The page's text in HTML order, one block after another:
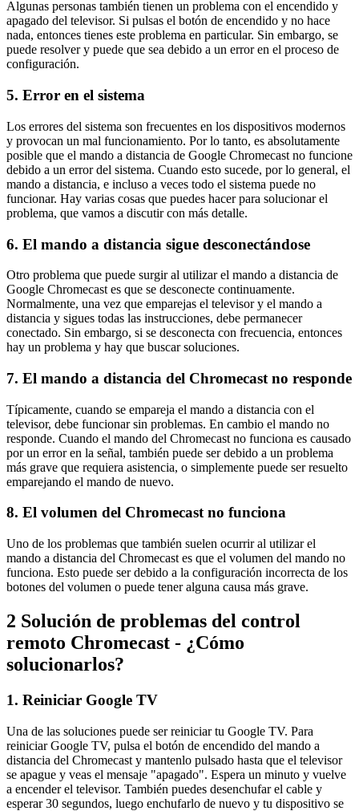
Algunas personas también tienen un problema con el encendido y
apagado del televisor. Si pulsas el botón de encendido y no hace
nada, entonces tienes este problema en particular. Sin embargo, se
puede resolver y puede que sea debido a un error en el proceso de
configuración.
5. Error en el sistema
Los errores del sistema son frecuentes en los dispositivos modernos
y provocan un mal funcionamiento. Por lo tanto, es absolutamente
posible que el mando a distancia de Google Chromecast no funcione
debido a un error del sistema. Cuando esto sucede, por lo general, el
mando a distancia, e incluso a veces todo el sistema puede no
funcionar. Hay varias cosas que puedes hacer para solucionar el
problema, que vamos a discutir con más detalle.
6. El mando a distancia sigue desconectándose
Otro problema que puede surgir al utilizar el mando a distancia de
Google Chromecast es que se desconecte continuamente.
Normalmente, una vez que emparejas el televisor y el mando a
distancia y sigues todas las instrucciones, debe permanecer
conectado. Sin embargo, si se desconecta con frecuencia, entonces
hay un problema y hay que buscar soluciones.
7. El mando a distancia del Chromecast no responde
Típicamente, cuando se empareja el mando a distancia con el
televisor, debe funcionar sin problemas. En cambio el mando no
responde. Cuando el mando del Chromecast no funciona es causado
por un error en la señal, también puede ser debido a un problema
más grave que requiera asistencia, o simplemente puede ser resuelto
emparejando el mando de nuevo.
8. El volumen del Chromecast no funciona
Uno de los problemas que también suelen ocurrir al utilizar el
mando a distancia del Chromecast es que el volumen del mando no
funciona. Esto puede ser debido a la configuración incorrecta de los
botones del volumen o puede tener alguna causa más grave.
2 Solución de problemas del control
remoto Chromecast - ¿Cómo
solucionarlos?
1. Reiniciar Google TV
Una de las soluciones puede ser reiniciar tu Google TV. Para
reiniciar Google TV, pulsa el botón de encendido del mando a
distancia del Chromecast y mantenlo pulsado hasta que el televisor
se apague y veas el mensaje "apagado". Espera un minuto y vuelve
a encender el televisor. También puedes desenchufar el cable y
esperar 30 segundos, luego enchufarlo de nuevo y tu dispositivo se